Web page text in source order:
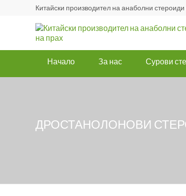
Китайски производител на анаболни
Начало За нас Сурови
ДРОСТАНОЛОНОВИ